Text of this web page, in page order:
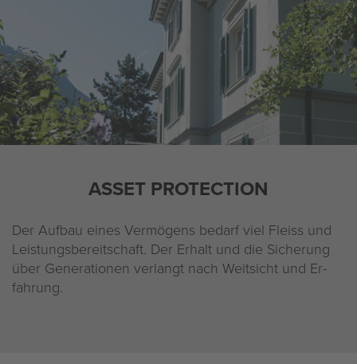
Impressum
Datenschutz
ASSET PRO­TEC­TION
Der Auf­bau eines Ver­mö­gens be­darf viel Fleiss und
Leis­tungs­be­reit­schaft. Der Er­halt und die Si­che­rung
über Ge­ne­ra­tio­nen ver­langt nach Weit­sicht und Er­
fah­rung.